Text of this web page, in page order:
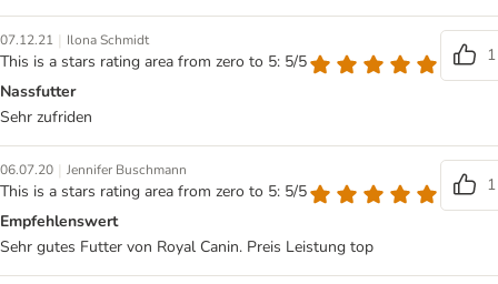
07.12.21 | Ilona Schmidt
This is a stars rating area from zero to 5: 5/5
1
Nassfutter
Sehr zufriden
06.07.20 | Jennifer Buschmann
This is a stars rating area from zero to 5: 5/5
1
Empfehlenswert
Sehr gutes Futter von Royal Canin. Preis Leistung top